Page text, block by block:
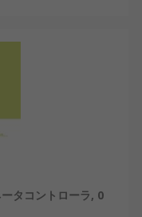
タコントローラ, 0